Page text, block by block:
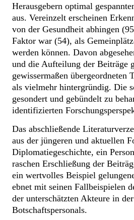
Herausgebern optimal
aus. Vereinzelt erscheinen
von der Gesundheit abhingen
Faktor war (54), als
werden können. Davon
und die Aufteilung der Beiträge
gewissermaßen
als vielmehr hintergründig. Die
gesondert und gebündelt zu
identifizierten
Das abschließende
aus der jüngeren und aktuellen
Diplomatiegeschichte, ein
raschen Erschließung der
ein wertvolles Beispiel
ebnet mit seinen Fallbeispielen
der unterschätzten Akteure in
Botschaftspersonals.